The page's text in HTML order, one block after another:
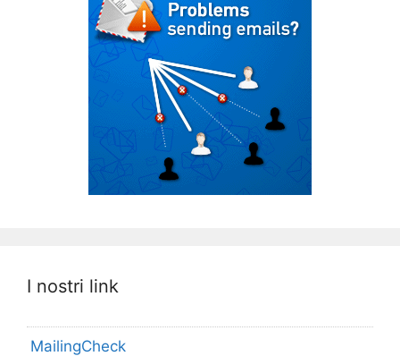
I nostri link
MailingCheck